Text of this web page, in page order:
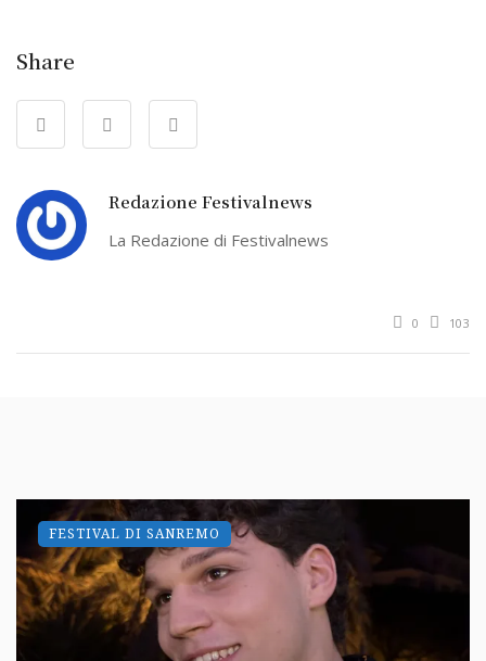
Share
Redazione Festivalnews
La Redazione di Festivalnews
0 103
FESTIVAL DI SANREMO